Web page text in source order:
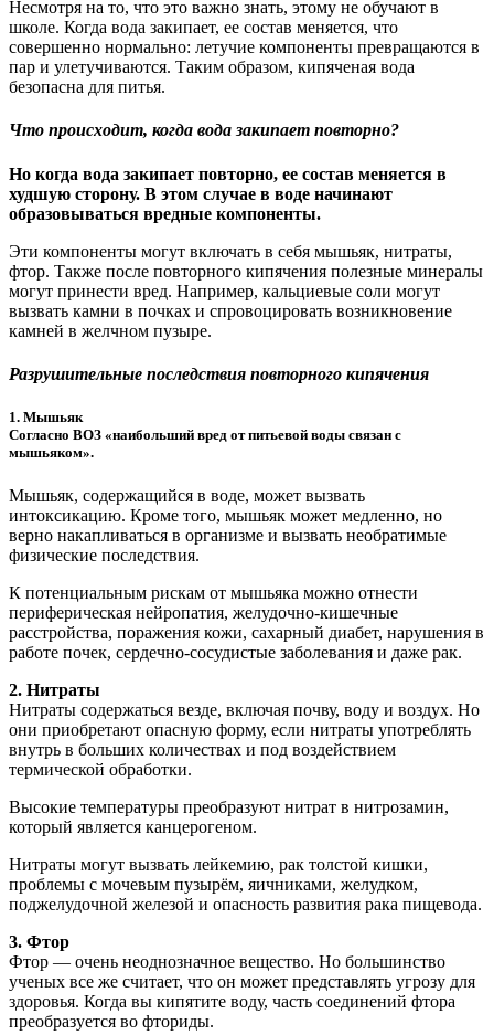
Несмотря на то, что это важно знать, этому не обучают в
школе. Когда вода закипает, ее состав меняется, что
совершенно нормально: летучие компоненты превращаются в
пар и улетучиваются. Таким образом, кипяченая вода
безопасна для питья.
Что происходит, когда вода закипает повторно?
Но когда вода закипает повторно, ее состав меняется в
худшую сторону. В этом случае в воде начинают
образовываться вредные компоненты.
Эти компоненты могут включать в себя мышьяк, нитраты,
фтор. Также после повторного кипячения полезные минералы
могут принести вред. Например, кальциевые соли могут
вызвать камни в почках и спровоцировать возникновение
камней в желчном пузыре.
Разрушительные последствия повторного кипячения
1. Мышьяк
Согласно ВОЗ «наибольший вред от питьевой воды связан с
мышьяком».
Мышьяк, содержащийся в воде, может вызвать
интоксикацию. Кроме того, мышьяк может медленно, но
верно накапливаться в организме и вызвать необратимые
физические последствия.
К потенциальным рискам от мышьяка можно отнести
периферическая нейропатия, желудочно-кишечные
расстройства, поражения кожи, сахарный диабет, нарушения в
работе почек, сердечно-сосудистые заболевания и даже рак.
2. Нитраты
Нитраты содержаться везде, включая почву, воду и воздух. Но
они приобретают опасную форму, если нитраты употреблять
внутрь в больших количествах и под воздействием
термической обработки.
Высокие температуры преобразуют нитрат в нитрозамин,
который является канцерогеном.
Нитраты могут вызвать лейкемию, рак толстой кишки,
проблемы с мочевым пузырём, яичниками, желудком,
поджелудочной железой и опасность развития рака пищевода.
3. Фтор
Фтор — очень неоднозначное вещество. Но большинство
ученых все же считает, что он может представлять угрозу для
здоровья. Когда вы кипятите воду, часть соединений фтора
преобразуется во фториды.